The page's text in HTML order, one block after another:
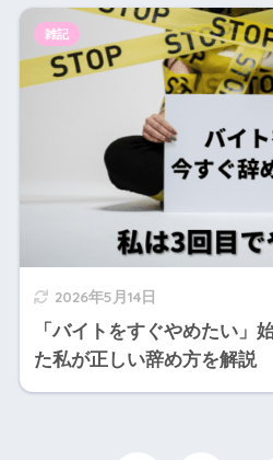
2026年5月14日
「バイトをすぐやめたい」
た私が正しい辞め方を解説
雑記